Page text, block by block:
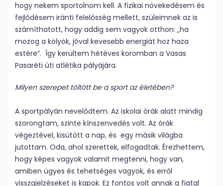
hogy nekem sportolnom kell. A fizikai növekedésem és
fejlődésem iránti felelősség mellett, szüleimnek az is
számíthatott, hogy addig sem vagyok otthon: „ha
mozog a kölyök, jóval kevesebb energiát hoz haza
estére”. Így kerültem hétéves koromban a Vasas
Pasaréti úti atlétika pályájára.
Milyen szerepet töltött be a sport az életében?
A sportpályán nevelődtem. Az iskolai órák alatt mindig
szorongtam, szinte kínszenvedés volt. Az órák
végeztével, kisütött a nap, és egy másik világba
jutottam. Oda, ahol szerettek, elfogadtak. Érezhettem,
hogy képes vagyok valamit megtenni, hogy van,
amiben ügyes és tehetséges vagyok, és erről
visszajelzéseket is kapok. Ez fontos volt annak a fiatal